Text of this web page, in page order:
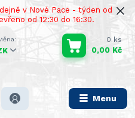
v Nové Pace - týden od
od 12:30 do 16:30.
Menu
0 ks
0,00 Kč